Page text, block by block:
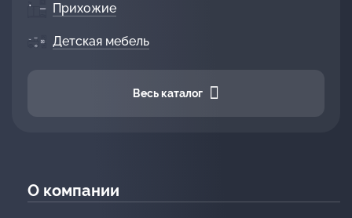
Прихожие
Детская мебель
Весь каталог
О компании